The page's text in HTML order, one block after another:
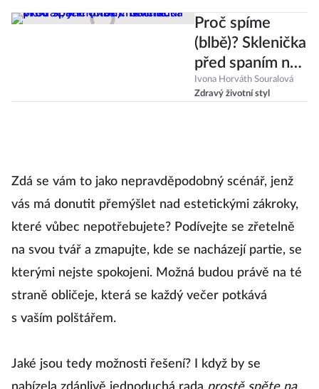
Proč spíme
(blbě)? Sklenička
před spaním nás
v noci budí
víckrát, jen o
Ivona Horváth Souralová
Zdravý životní styl
Zdá se vám to jako nepravděpodobný scénář, jenž
vás má donutit přemýšlet nad estetickými zákroky,
které vůbec nepotřebujete? Podívejte se zřetelně
na svou tvář a zmapujte, kde se nacházejí partie, se
kterými nejste spokojeni. Možná budou právě na té
straně obličeje, která se každý večer potkává
s vaším polštářem.
Jaké jsou tedy možnosti řešení? I když by se